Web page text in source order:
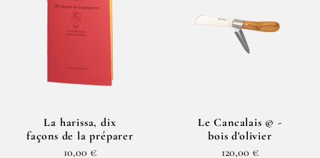
La harissa, dix
façons de la préparer
10,00 €
Le Cancalais © -
bois d'olivier
120,00 €